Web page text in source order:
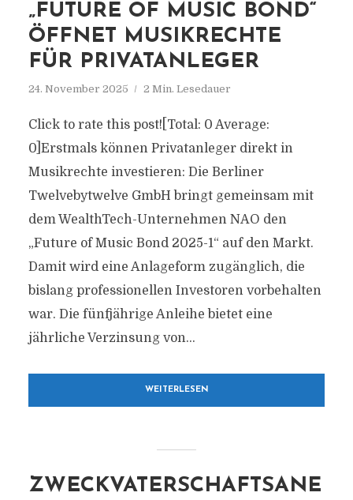
„FUTURE OF MUSIC BOND“
ÖFFNET MUSIKRECHTE
FÜR PRIVATANLEGER
24. November 2025 2 Min. Lesedauer
Click to rate this post![Total: 0 Average:
0]Erstmals können Privatanleger direkt in
Musikrechte investieren: Die Berliner
Twelvebytwelve GmbH bringt gemeinsam mit
dem WealthTech-Unternehmen NAO den
„Future of Music Bond 2025-1“ auf den Markt.
Damit wird eine Anlageform zugänglich, die
bislang professionellen Investoren vorbehalten
war. Die fünfjährige Anleihe bietet eine
jährliche Verzinsung von...
WEITERLESEN
ZWECKVATERSCHAFTSANE